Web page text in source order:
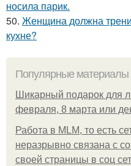
носила парик.
50. Женщина должна
кухне?
Популярные материалы
Шикарный подарок для
февраля, 8 марта или
Работа в MLM, то есть
неразрывно связана с
своей страницы в соц